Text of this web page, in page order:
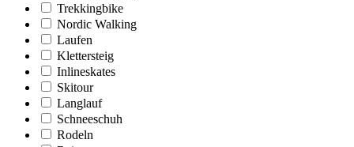
Trekkingbike
Nordic Walking
Laufen
Klettersteig
Inlineskates
Skitour
Langlauf
Schneeschuh
Rodeln